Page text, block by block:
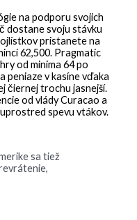
na podporu svojich
dostane svoju stávku
pristanete na
62,500. Pragmatic
od minima 64 po
peniaze v kasíne vďaka
čiernej trochu jasnejší.
od vlády Curacao a
spevu vtákov.
sa tiež